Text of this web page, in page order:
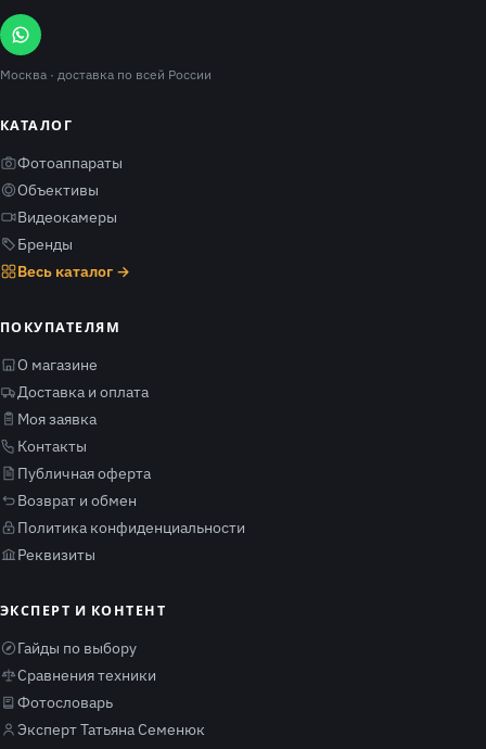
Москва · доставка по всей России
КАТАЛОГ
Фотоаппараты
Объективы
Видеокамеры
Бренды
Весь каталог →
ПОКУПАТЕЛЯМ
О магазине
Доставка и оплата
Моя заявка
Контакты
Публичная оферта
Возврат и обмен
Политика конфиденциальности
Реквизиты
ЭКСПЕРТ И КОНТЕНТ
Гайды по выбору
Сравнения техники
Фотословарь
Эксперт Татьяна Семенюк